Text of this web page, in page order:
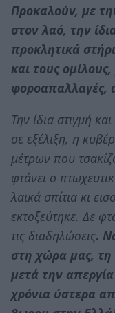
Προκαλούν, με
στον λαό, την
προκλητικά
και τους
φοροαπαλλαγές,
Την ίδια στιγμή
σε εξέλιξη, η
μέτρων που
φτάνει ο
λαϊκά σπίτια κι
εκτοξεύτηκε. Δε
τις διαδηλώσεις.
στη χώρα μας, τη
μετά την
χρόνια ύστερα